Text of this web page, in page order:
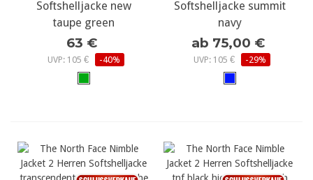
Softshelljacke new
taupe green
63 €
UVP: 105 € -40%
Softshelljacke summit
navy
ab 75,00 €
UVP: 105 € -29%